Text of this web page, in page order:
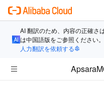
AI 翻訳のため、内容の正確さ
は中国語版をご参照ください。
人力翻訳を依頼する